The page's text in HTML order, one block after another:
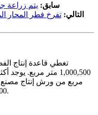
سابق: يتم زراعة
التالي: تفرخ فطر المحار
تغطي قاعدة إنتاج
مربع من ورش إنتاج مصنع
100 مليون قطعة من عصي تفرخ الفطر.